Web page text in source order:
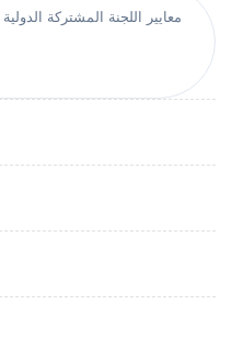
معايير اللجنة المشتركة